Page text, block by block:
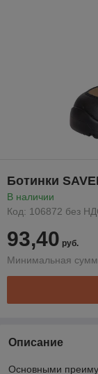
Ботинки
В наличии
Код: 106872 без
93,40 руб.
Минимальная
Описание
Основными